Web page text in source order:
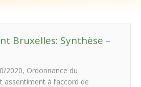
Bruxelles: Synthèse –
2020, Ordonnance du
à l’accord de